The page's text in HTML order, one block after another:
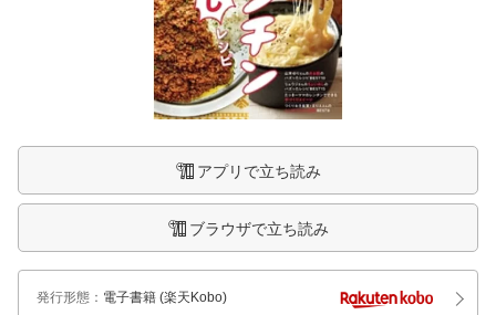
アプリで立ち読み
ブラウザで立ち読み
発行形態 ： 電子書籍 (楽天Kobo)